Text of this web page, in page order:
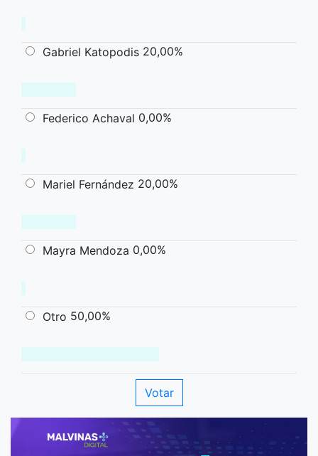
Gabriel Katopodis 20,00%
Federico Achaval 0,00%
Mariel Fernández 20,00%
Mayra Mendoza 0,00%
Otro 50,00%